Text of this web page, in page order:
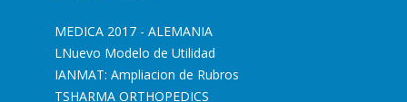
MEDICA 2017 - ALEMANIA
LNuevo Modelo de Utilidad
IANMAT: Ampliacion de Rubros
TSHARMA ORTHOPEDICS